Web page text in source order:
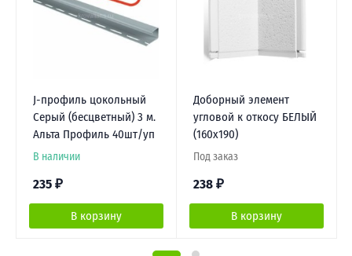
J-профиль цокольный
Серый (бесцветный) 3 м.
Альта Профиль 40шт/уп
В наличии
235 ₽
В корзину
Доборный элемент
угловой к откосу БЕЛЫЙ
(160х190)
Под заказ
238 ₽
В корзину